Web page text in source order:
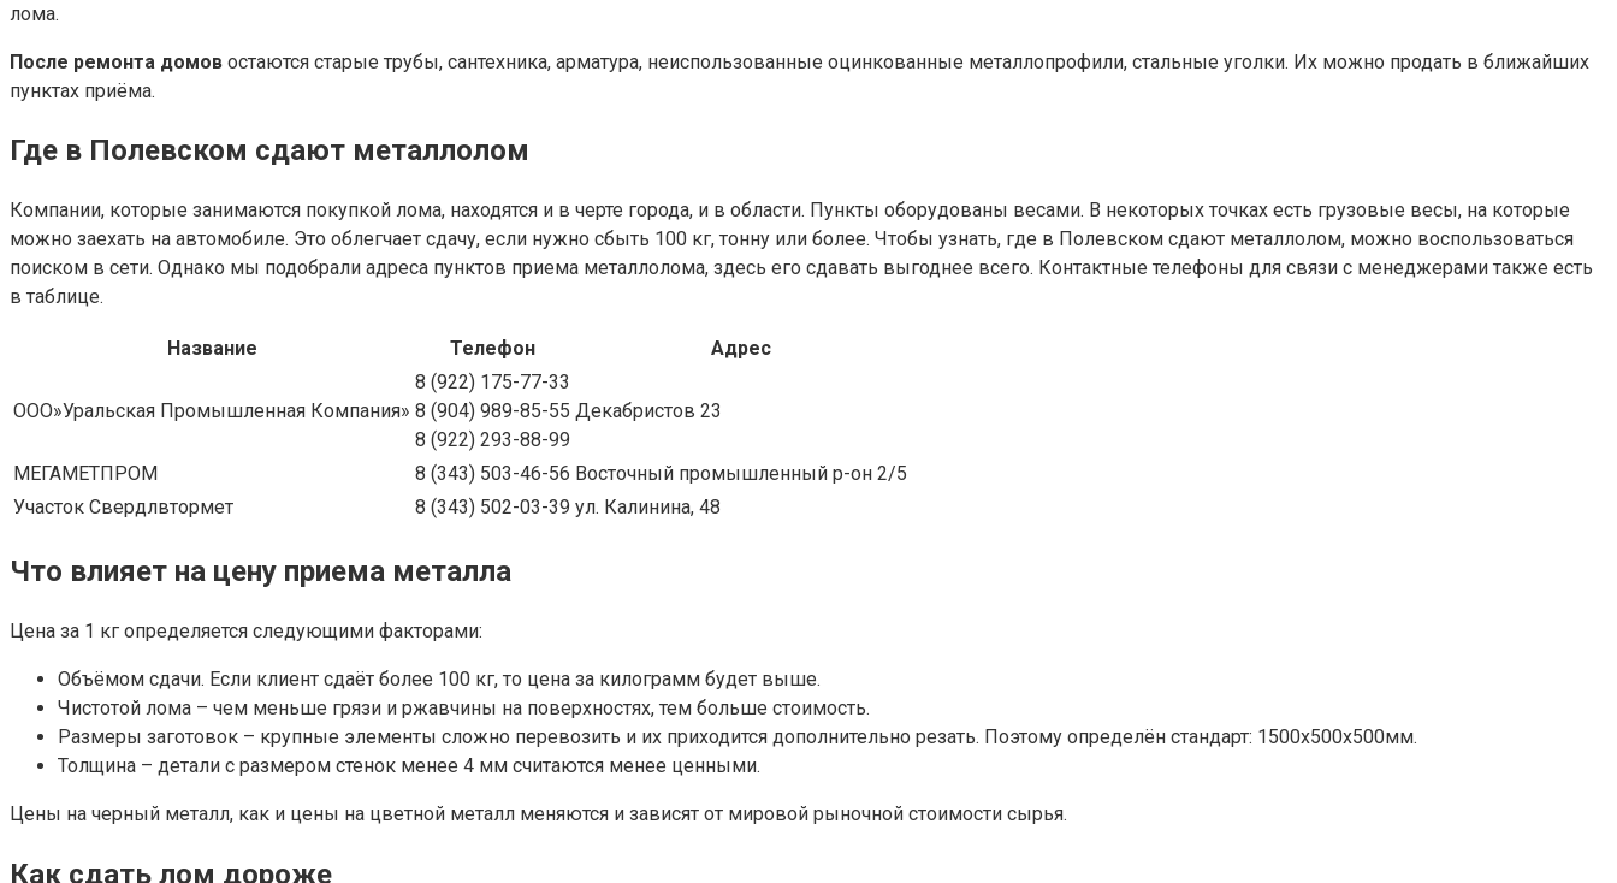
лома.
После ремонта домов остаются старые трубы, сантехника, арматура, неиспользованные оцинкованные металлопрофили, стальные уголки. Их можно продать в ближайших
пунктах приёма.
Где в Полевском сдают металлолом
Компании, которые занимаются покупкой лома, находятся и в черте города, и в области. Пункты оборудованы весами. В некоторых точках есть грузовые весы, на которые
можно заехать на автомобиле. Это облегчает сдачу, если нужно сбыть 100 кг, тонну или более. Чтобы узнать, где в Полевском сдают металлолом, можно воспользоваться
поиском в сети. Однако мы подобрали адреса пунктов приема металлолома, здесь его сдавать выгоднее всего. Контактные телефоны для связи с менеджерами также есть
в таблице.
Название Телефон Адрес
ООО»Уральская Промышленная Компания»
8 (922) 175-77-33
8 (904) 989-85-55
8 (922) 293-88-99
Декабристов 23
МЕГАМЕТПРОМ 8 (343) 503-46-56 Восточный промышленный р-он 2/5
Участок Свердлвтормет
8 (343) 502-03-39 ул. Калинина, 48
Что влияет на цену приема металла
Цена за 1 кг определяется следующими факторами:
Объёмом сдачи. Если клиент сдаёт более 100 кг, то цена за килограмм будет выше.
Чистотой лома – чем меньше грязи и ржавчины на поверхностях, тем больше стоимость.
Размеры заготовок – крупные элементы сложно перевозить и их приходится дополнительно резать. Поэтому определён стандарт: 1500х500х500мм.
Толщина – детали с размером стенок менее 4 мм считаются менее ценными.
Цены на черный металл, как и цены на цветной металл меняются и зависят от мировой рыночной стоимости сырья.
Как сдать лом дороже